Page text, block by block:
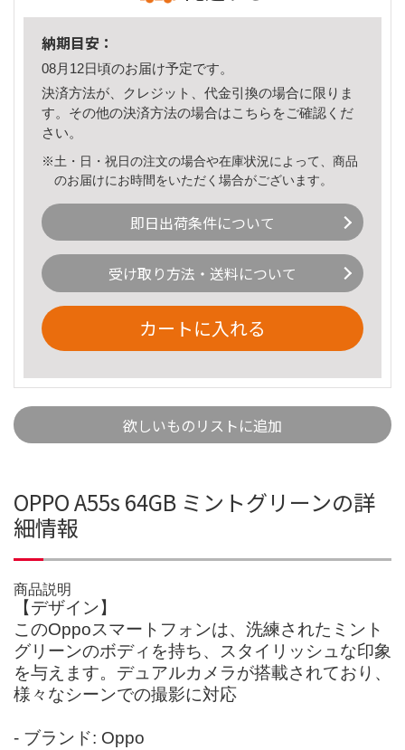
納期目安：
08月12日頃のお届け予定です。
決済方法が、クレジット、代金引換の場合に限りま
す。その他の決済方法の場合はこちら をご確認くだ
さい。
※土・日・祝日の注文の場合や在庫状況によって、商品
のお届けにお時間をいただく場合がございます。
即日出荷条件について
受け取り方法・送料について
カートに入れる
欲しいものリストに追加
OPPO A55s 64GB ミントグリーンの詳
細情報
商品説明
【デザイン】
このOppoスマートフォンは、洗練されたミント
グリーンのボディを持ち、スタイリッシュな印象
を与えます。デュアルカメラが搭載されており、
様々なシーンでの撮影に対応
- ブランド: Oppo